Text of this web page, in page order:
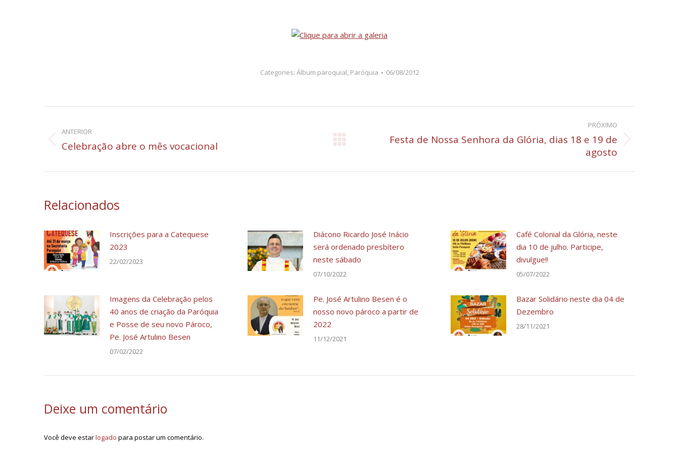
Categories: Álbum paroquial, Paróquia 06/08/2012
deANTERIOR
Post
Celebração abre o mês vocacional
PRÓXIMO
PróximoFesta de Nossa Senhora da Glória, dias 18 e 19 de
agosto
Relacionados
Inscrições para a Catequese
2023
22/02/2023
Diácono Ricardo José Inácio
será ordenado presbítero
neste sábado
07/10/2022
Café Colonial da Glória, neste
dia 10 de julho. Participe,
divulgue!!
05/07/2022
Imagens da Celebração pelos
40 anos de criação da Paróquia
e Posse de seu novo Pároco,
Pe. José Artulino Besen
07/02/2022
Pe. José Artulino Besen é o
nosso novo pároco a partir de
2022
11/12/2021
Bazar Solidário neste dia 04 de
Dezembro
28/11/2021
Deixe um comentário
Você deve estarlogado para postar um comentário.